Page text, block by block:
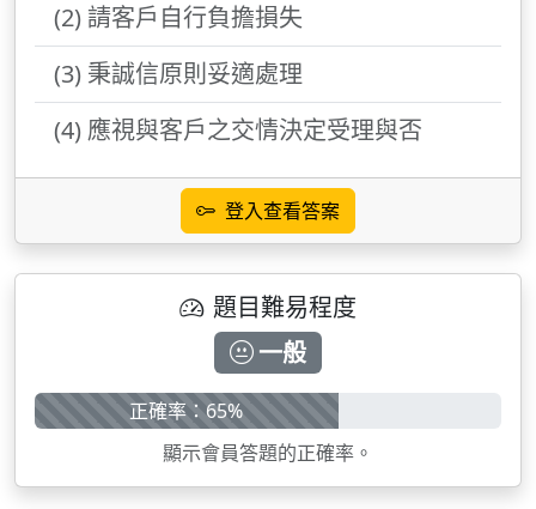
(2) 請客戶自行負擔損失
(3) 秉誠信原則妥適處理
(4) 應視與客戶之交情決定受理與否
登入查看答案
題目難易程度
一般
正確率：65%
顯示會員答題的正確率。